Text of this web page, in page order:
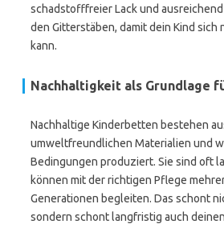
schadstofffreier Lack und
den Gitterstäben, damit dein Kind sich
kann.
Nachhaltigkeit als Grundlage
Nachhaltige Kinderbetten bestehen
umweltfreundlichen Materialien und
Bedingungen produziert. Sie sind oft
können mit der richtigen Pflege
Generationen begleiten. Das schont
sondern schont langfristig auch